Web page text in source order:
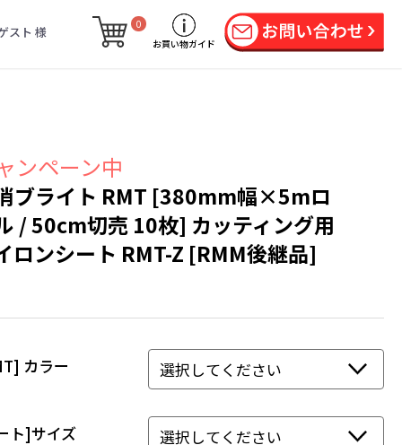
スト 様
0
お買い物ガイド
ンペーン中
ブライト RMT [380mm幅×5mロ
/ 50cm切売 10枚] カッティング用
ロンシート RMT-Z [RMM後継品]
カラー
ト]サイズ